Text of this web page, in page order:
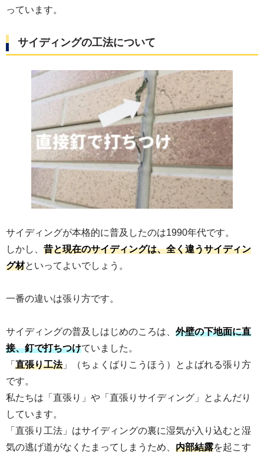
っています。
サイディングの工法について
サイディングが本格的に普及したのは1990年代です。
しかし、 昔と現在のサイディングは、全く違うサイディン
グ材といってよいでしょう。
一番の違いは張り方です。
サイディングの普及しはじめのころは、 外壁の下地面に直
接、釘で打ちつけていました。
「 直張り工法」（ちょくばりこうほう）とよばれる張り方
です。
私たちは「直張り」や「直張りサイディング」とよんだり
しています。
「直張り工法」はサイディングの裏に湿気が入り込むと湿
気の逃げ道がなくたまってしまうため、 内部結露を起こす